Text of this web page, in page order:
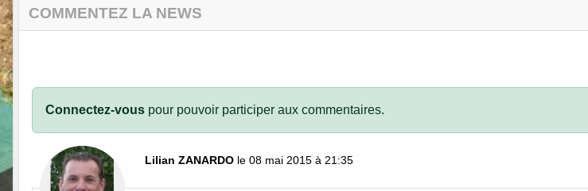
COMMENTEZ LA NEWS
Connectez-vous pour pouvoir participer aux commentaires.
Lilian ZANARDO le 08 mai 2015 à 21:35